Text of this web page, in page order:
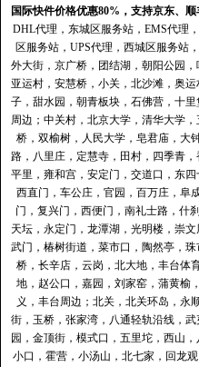
国际快件价格优惠80%，支持京东、
DHL代理 ， 东城区服务站 ， EMS代理 ，
区服务站， UPS代理 ， 西城区服务站，
外大街，京广桥，团结湖，朝阳公园
亚运村，安慧桥，小关，北沙滩，奥
子，甜水园，朝青板块，石佛营，十
周边；中关村，北京大学，清华大学
桥，双榆树，人民大学，皂君庙，大
路，八里庄，定慧寺，田村，四季青
平里，雍和宫，安定门，交道口，东
西直门，车公庄，官园，百万庄，阜
门，复兴门，西便门，南礼士路，什
天坛，永定门，龙潭湖，光明楼，崇
武门，椿树街道，菜市口，陶然亭，
桥，长辛店，云岗，北大地，丰台体
地，赵公口，嘉园，刘家窑，蒲黄榆
义，丰台周边；北关，北关环岛，永
街，玉桥，张家湾，八通轻轨沿线，
园，金顶街，模式口，五里坨，西山
小口，霍营，小汤山，北七家，回龙